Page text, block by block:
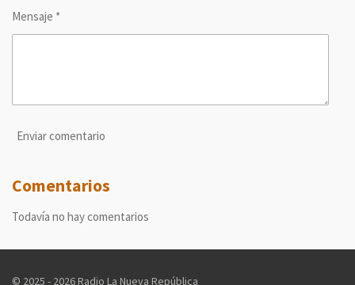
Mensaje *
Enviar comentario
Comentarios
Todavía no hay comentarios
© 2025 - 2026 Radio La Nueva República